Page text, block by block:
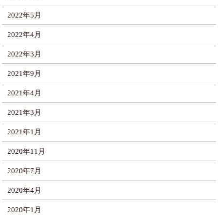
2022年5月
2022年4月
2022年3月
2021年9月
2021年4月
2021年3月
2021年1月
2020年11月
2020年7月
2020年4月
2020年1月